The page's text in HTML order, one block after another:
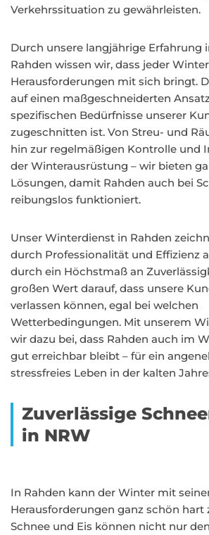
Verkehrssituation zu gewährleisten.
Durch unsere langjährige Erfahrung
Rahden wissen wir, dass jeder
Herausforderungen mit sich bringt.
auf einen maßgeschneiderten
spezifischen Bedürfnisse unserer
zugeschnitten ist. Von Streu- und
hin zur regelmäßigen Kontrolle und
der Winterausrüstung – wir bieten
Lösungen, damit Rahden auch bei
reibungslos funktioniert.
Unser Winterdienst in Rahden
durch Professionalität und Effizienz
durch ein Höchstmaß an
großen Wert darauf, dass unsere
verlassen können, egal bei welchen
Wetterbedingungen. Mit unserem
wir dazu bei, dass Rahden auch im
gut erreichbar bleibt – für ein
stressfreies Leben in der kalten
Zuverlässige
in NRW
In Rahden kann der Winter mit
Herausforderungen ganz schön hart
Schnee und Eis können nicht nur